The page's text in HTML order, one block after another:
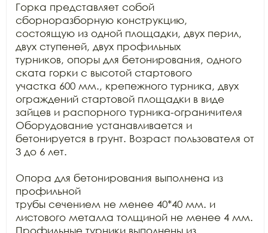
Горка представляет собой
сборноразборную конструкцию,
состоящую из одной площадки, двух перил,
двух ступеней, двух профильных
турников, опоры для бетонирования, одного
ската горки с высотой стартового
участка 600 мм., крепежного турника, двух
ограждений стартовой площадки в виде
зайцев и распорного турника-ограничителя
Оборудование устанавливается и
бетонируется в грунт. Возраст пользователя от
3 до 6 лет.
Опора для бетонирования выполнена из
профильной
трубы сечением не менее 40*40 мм. и
листового металла толщиной не менее 4 мм.
Профильные турники выполнены из